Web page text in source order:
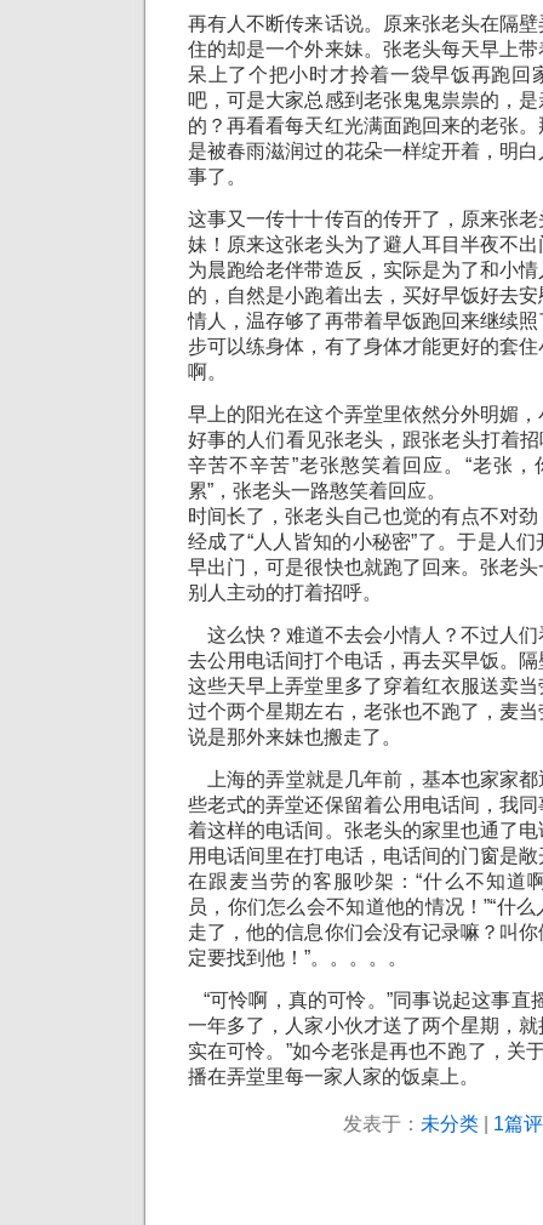
再有人不断传来话说。原来张老头在隔
住的却是一个外来妹。张老头每天早上
呆上了个把小时才拎着一袋早饭再跑回
吧，可是大家总感到老张鬼鬼祟祟的，
的？再看看每天红光满面跑回来的老张
是被春雨滋润过的花朵一样绽开着，明
事了。
这事又一传十十传百的传开了，原来张
妹！原来这张老头为了避人耳目半夜不
为晨跑给老伴带造反，实际是为了和小
的，自然是小跑着出去，买好早饭好去
情人，温存够了再带着早饭跑回来继续
步可以练身体，有了身体才能更好的套
啊。
早上的阳光在这个弄堂里依然分外明媚
好事的人们看见张老头，跟张老头打着招
辛苦不辛苦”老张憨笑着回应。“老张，
累”，张老头一路憨笑着回应。
时间长了，张老头自己也觉的有点不对
经成了“人人皆知的小秘密”了。于是人
早出门，可是很快也就跑了回来。张老
别人主动的打着招呼。
这么快？难道不去会小情人？不过人们
去公用电话间打个电话，再去买早饭。
这些天早上弄堂里多了穿着红衣服送卖
过个两个星期左右，老张也不跑了，麦
说是那外来妹也搬走了。
上海的弄堂就是几年前，基本也家家都
些老式的弄堂还保留着公用电话间，我
着这样的电话间。张老头的家里也通了
用电话间里在打电话，电话间的门窗是
在跟麦当劳的客服吵架：“什么不知道
员，你们怎么会不知道他的情况！”“什
走了，他的信息你们会没有记录嘛？叫
定要找到他！”。。。。。
“可怜啊，真的可怜。”同事说起这事直
一年多了，人家小伙才送了两个星期，
实在可怜。”如今老张是再也不跑了，关
播在弄堂里每一家人家的饭桌上。
发表于： 未分类 1篇